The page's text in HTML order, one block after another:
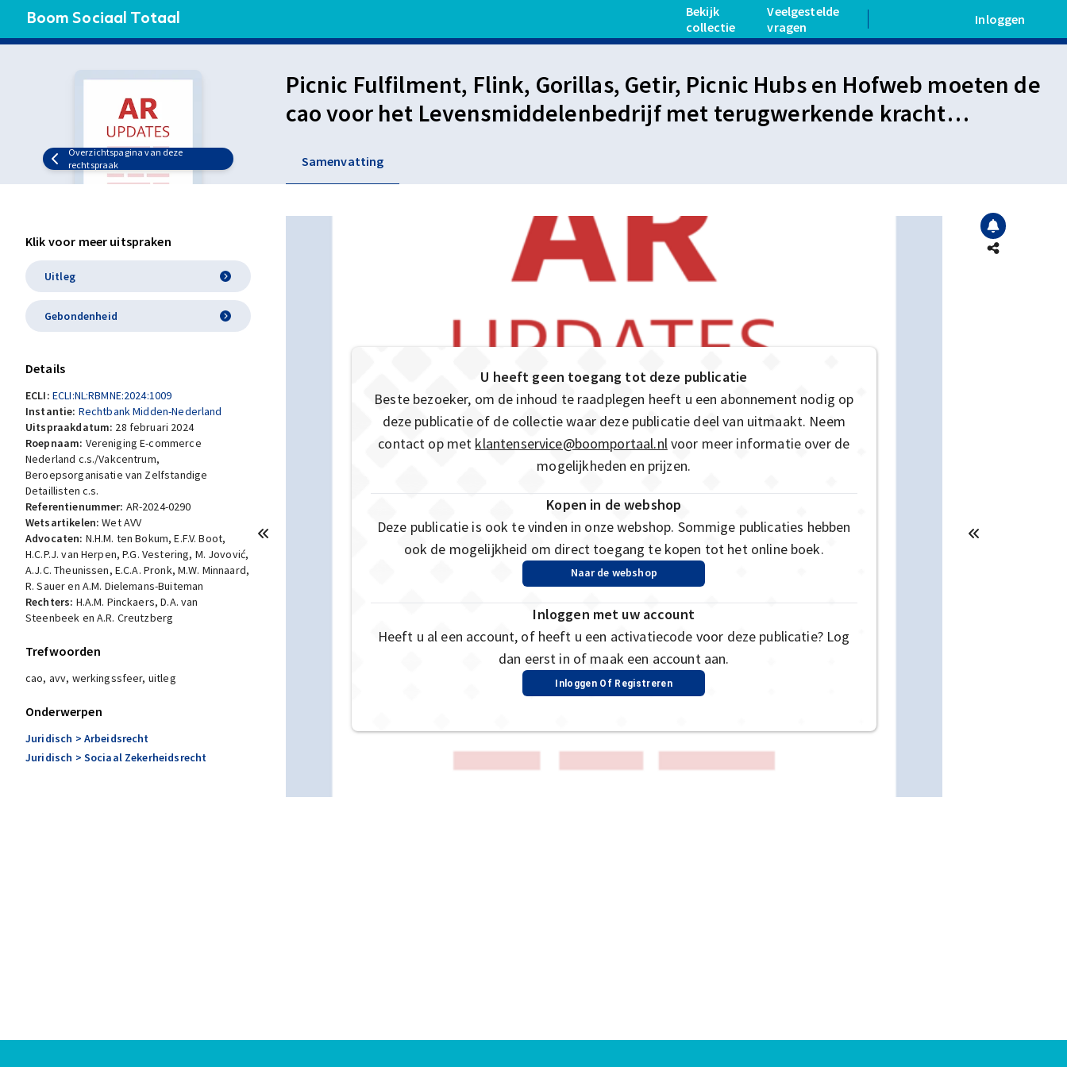
Boom Sociaal Totaal
Bekijk
collectie
Veelgestelde
vragen
Inloggen
Overzichtspagina van deze
rechtspraak
Picnic Fulfilment, Flink, Gorillas, Getir, Picnic Hubs en Hofweb moeten de
cao voor het Levensmiddelenbedrijf met terugwerkende kracht
Samenvatting
Klik voor meer uitspraken
Uitleg
Gebondenheid
Details
ECLI: ECLI:NL:RBMNE:2024:1009
Instantie: Rechtbank Midden-Nederland
Uitspraakdatum: 28 februari 2024
Roepnaam: Vereniging E-commerce
Nederland c.s./Vakcentrum,
Beroepsorganisatie van Zelfstandige
Detaillisten c.s.
Referentienummer: AR-2024-0290
Wetsartikelen:Wet AVV
Advocaten: N.H.M. ten Bokum, E.F.V. Boot,
H.C.P.J. van Herpen, P.G. Vestering, M. Jovović,
A.J.C. Theunissen, E.C.A. Pronk, M.W. Minnaard,
R. Sauer en A.M. Dielemans-Buiteman
Rechters: H.A.M. Pinckaers, D.A. van
Steenbeek en A.R. Creutzberg
Trefwoorden
cao, avv, werkingssfeer, uitleg
Onderwerpen
Juridisch > Arbeidsrecht
Juridisch > Sociaal Zekerheidsrecht
U heeft geen toegang tot deze publicatie
Beste bezoeker, om de inhoud te raadplegen heeft u een abonnement nodig op
deze publicatie of de collectie waar deze publicatie deel van uitmaakt. Neem
contact op met klantenservice@boomportaal.nlvoor meer informatie over de
mogelijkheden en prijzen.
Kopen in de webshop
Deze publicatie is ook te vinden in onze webshop. Sommige publicaties hebben
ook de mogelijkheid om direct toegang te kopen tot het online boek.
Naar de webshop
Inloggen met uw account
Heeft u al een account, of heeft u een activatiecode voor deze publicatie? Log
dan eerst in of maak een account aan.
Inloggen Of Registreren